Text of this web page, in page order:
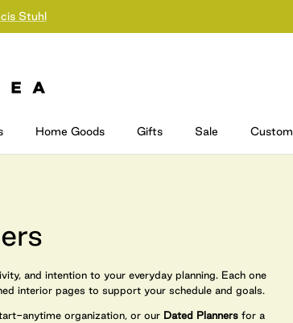
Stuhl
Home Goods Gifts Sale Custom
and intention to your everyday planning. Each one
interior pages to support your schedule and goals.
anytime organization, or our Dated Plannersfor a